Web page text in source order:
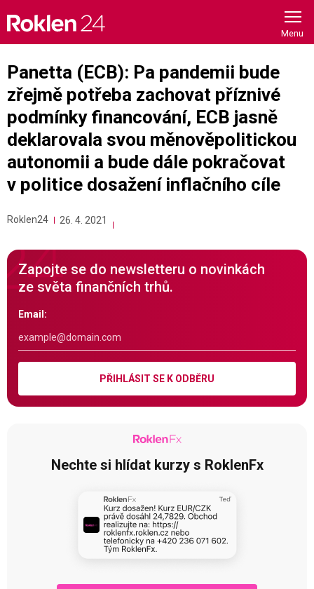
content
Panetta (ECB): Pa pandemii bude
zřejmě potřeba zachovat příznivé
podmínky financování, ECB jasně
deklarovala svou měnověpolitickou
autonomii a bude dále pokračovat
v politice dosažení inflačního cíle
Roklen24 26. 4. 2021
Zapojte se do newsletteru o novinkách
ze světa finančních trhů.
Email:
PŘIHLÁSIT SE K ODBĚRU
Nechte si hlídat kurzy s RoklenFx